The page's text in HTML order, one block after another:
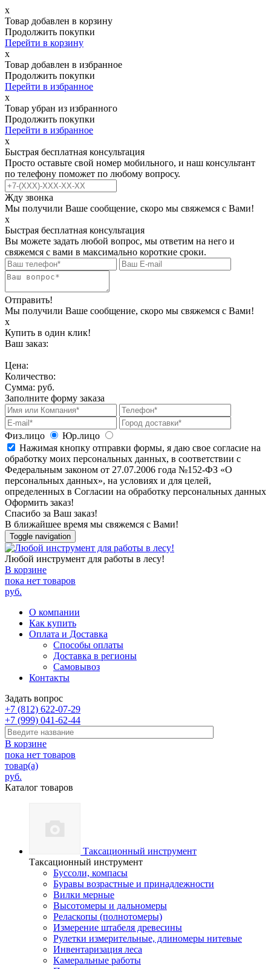
х
Товар добавлен в корзину
Продолжить покупки
Перейти в корзину
х
Товар добавлен в избранное
Продолжить покупки
Перейти в избранное
х
Товар убран из избранного
Продолжить покупки
Перейти в избранное
х
Быстрая бесплатная консультация
Просто оставьте свой номер мобильного, и наш консультант
по телефону поможет по любому вопросу.
Жду звонка
Мы получили Ваше сообщение, скоро мы свяжемся с Вами!
х
Быстрая бесплатная консультация
Вы можете задать любой вопрос, мы ответим на него и
свяжемся с вами в максимально короткие сроки.
Отправить!
Мы получили Ваше сообщение, скоро мы свяжемся с Вами!
х
Купить в один клик!
Ваш заказ:
Цена:
Количество:
Сумма: руб.
Заполните форму заказа
Физ.лицо
Юр.лицо
Нажимая кнопку отправки формы, я даю свое согласие на
обработку моих персональных данных, в соответствии с
Федеральным законом от 27.07.2006 года №152-ФЗ «О
персональных данных», на условиях и для целей,
определенных в Согласии на обработку персональных данных
Оформить заказ!
Спасибо за Ваш заказ!
В ближайшее время мы свяжемся с Вами!
Toggle navigation
Любой инструмент для работы в лесу!
В корзине
пока нет товаров
руб.
О компании
Как купить
Оплата и Доставка
Способы оплаты
Доставка в регионы
Самовывоз
Контакты
Задать вопрос
+7 (812) 622-07-29
+7 (999) 041-62-44
В корзине
пока нет товаров
товар(а)
руб.
Каталог товаров
Таксационный инструмент
Таксационный инструмент
Буссоли, компасы
Буравы возрастные и принадлежности
Вилки мерные
Высотомеры и дальномеры
Реласкопы (полнотомеры)
Измерение штабеля древесины
Рулетки измерительные, длиномеры нитевые
Инвентаризация леса
Камеральные работы